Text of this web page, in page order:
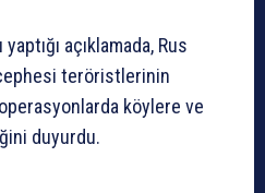
açıklamada, Rus
teröristlerinin
köylere ve
duyurdu.